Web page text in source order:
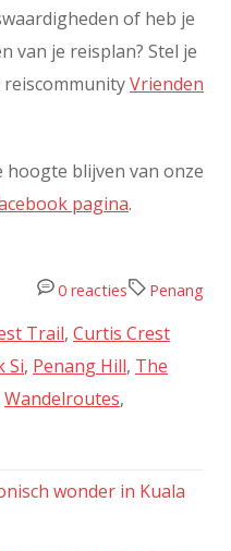
of heb je
van je reisplan? Stel je
Vrienden
hoogte blijven van onze
pagina.
Penang
0 reacties
Trail, Curtis Crest
Si, Penang Hill, The
Wandelroutes,
wonder in Kuala